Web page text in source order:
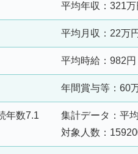
平均年収：321万
平均月収：22万円
平均時給：982円
年間賞与等：60
年数7.1
集計データ：平
対象人数：